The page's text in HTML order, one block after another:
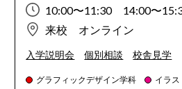
10:00〜11:30 14:00〜
来校 オンライン
入学説明会 個別相談 校舎見学
グラフィックデザイン学科 イラ